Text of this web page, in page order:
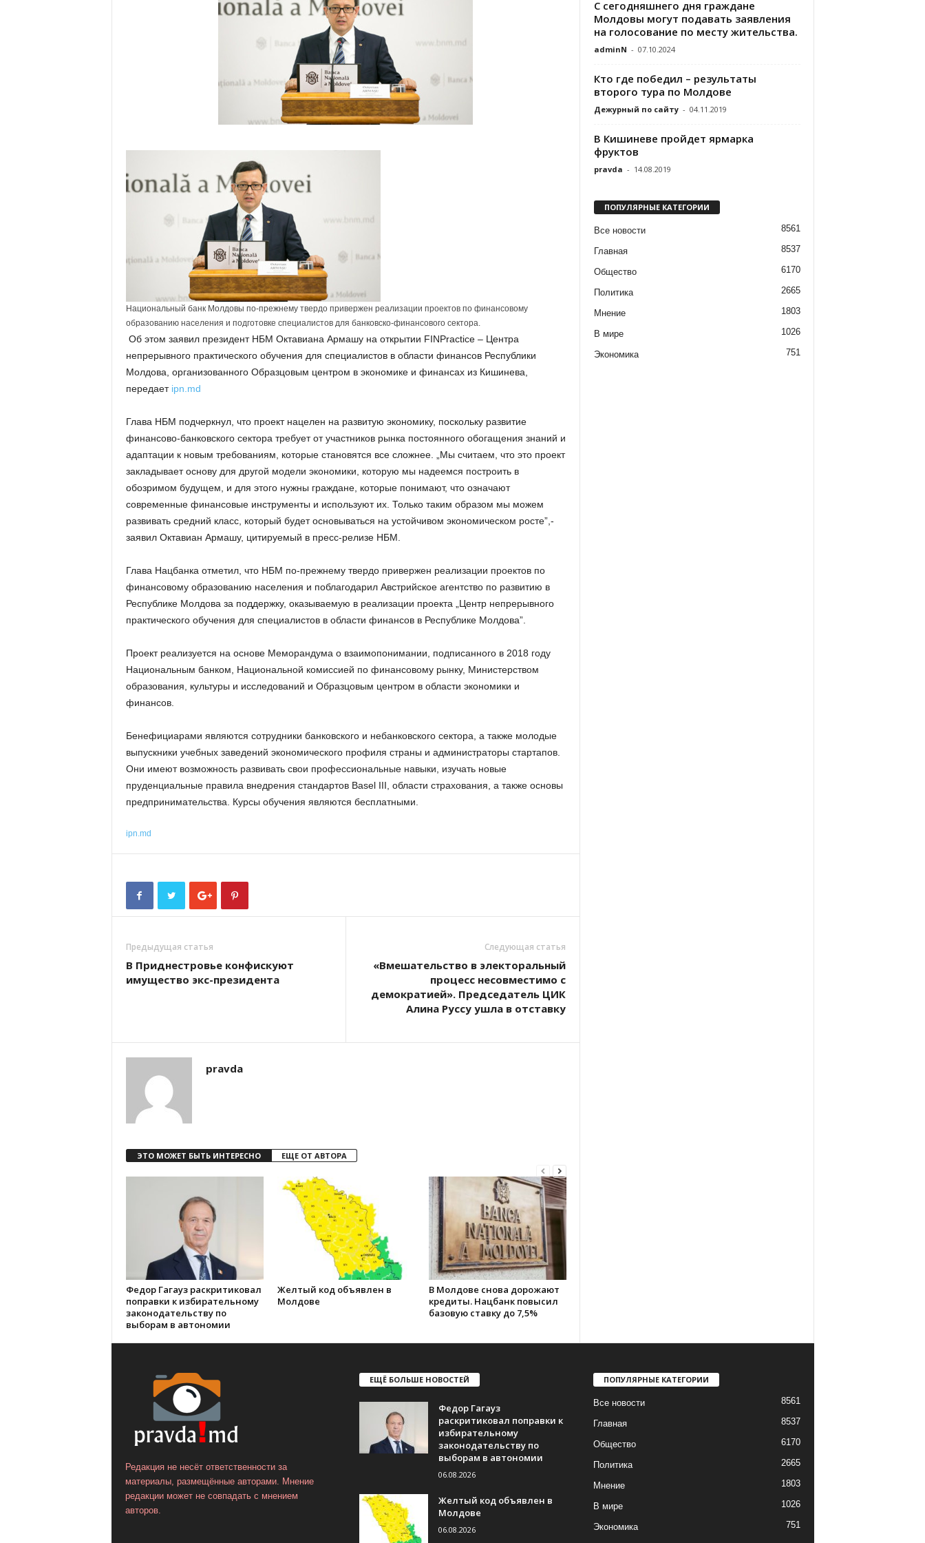
Национальный банк Молдовы по-прежнему твердо привержен реализации проектов по финансовому
образованию населения и подготовке специалистов для банковско-финансового сектора.
Об этом заявил президент НБМ Октавиана Армашу на открытии FINPractice – Центра
непрерывного практического обучения для специалистов в области финансов Республики
Молдова, организованного Образцовым центром в экономике и финансах из Кишинева,
передает ipn.md
Глава НБМ подчеркнул, что проект нацелен на развитую экономику, поскольку развитие
финансово-банковского сектора требует от участников рынка постоянного обогащения знаний и
адаптации к новым требованиям, которые становятся все сложнее. „Мы считаем, что это проект
закладывает основу для другой модели экономики, которую мы надеемся построить в
обозримом будущем, и для этого нужны граждане, которые понимают, что означают
современные финансовые инструменты и используют их. Только таким образом мы можем
развивать средний класс, который будет основываться на устойчивом экономическом росте”,-
заявил Октавиан Армашу, цитируемый в пресс-релизе НБМ.
Глава Нацбанка отметил, что НБМ по-прежнему твердо привержен реализации проектов по
финансовому образованию населения и поблагодарил Австрийское агентство по развитию в
Республике Молдова за поддержку, оказываемую в реализации проекта „Центр непрерывного
практического обучения для специалистов в области финансов в Республике Молдова”.
Проект реализуется на основе Меморандума о взаимопонимании, подписанного в 2018 году
Национальным банком, Национальной комиссией по финансовому рынку, Министерством
образования, культуры и исследований и Образцовым центром в области экономики и
финансов.
Бенефициарами являются сотрудники банковского и небанковского сектора, а также молодые
выпускники учебных заведений экономического профиля страны и администраторы стартапов.
Они имеют возможность развивать свои профессиональные навыки, изучать новые
пруденциальные правила внедрения стандартов Basel III, области страхования, а также основы
предпринимательства. Курсы обучения являются бесплатными.
ipn.md
Предыдущая статья
В Приднестровье конфискуют
имущество экс-президента
Следующая статья
«Вмешательство в электоральный
процесс несовместимо с
демократией». Председатель ЦИК
Алина Руссу ушла в отставку
pravda
ЭТО МОЖЕТ БЫТЬ ИНТЕРЕСНО ЕЩЕ ОТ АВТОРА
Федор Гагауз раскритиковал
поправки к избирательному
законодательству по
выборам в автономии
Желтый код объявлен в
Молдове
В Молдове снова дорожают
кредиты. Нацбанк повысил
базовую ставку до 7,5%
С сегодняшнего дня граждане
Молдовы могут подавать заявления
на голосование по месту жительства.
adminN - 07.10.2024
Кто где победил – результаты
второго тура по Молдове
Дежурный по сайту - 04.11.2019
В Кишиневе пройдет ярмарка
фруктов
pravda - 14.08.2019
ПОПУЛЯРНЫЕ КАТЕГОРИИ
Все новости 8561
Главная 8537
Общество 6170
Политика 2665
Мнение 1803
В мире 1026
Экономика 751
Редакция не несёт ответственности за
материалы, размещённые авторами. Мнение
редакции может не совпадать с мнением
авторов.
ЕЩЁ БОЛЬШЕ НОВОСТЕЙ
Федор Гагауз
раскритиковал поправки к
избирательному
законодательству по
выборам в автономии
06.08.2026
Желтый код объявлен в
Молдове
06.08.2026
ПОПУЛЯРНЫЕ КАТЕГОРИИ
Все новости 8561
Главная 8537
Общество 6170
Политика 2665
Мнение 1803
В мире 1026
Экономика 751